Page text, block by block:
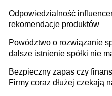
Odpowiedzialność
rekomendacje produktów
Powództwo o rozwiązanie
dalsze istnienie spółki nie
Bezpieczny zapas czy
Firmy coraz dłużej czekają